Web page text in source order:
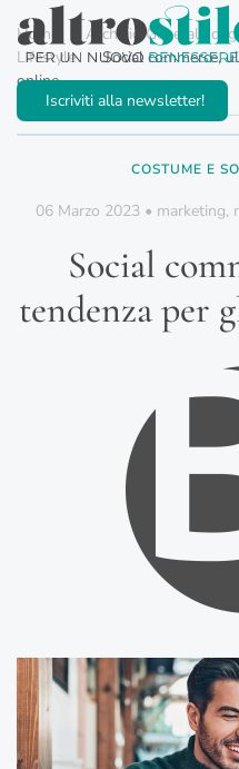
Passa al contenuto
Iscriviti alla newsletter!
Home Archivio Generale
Lifestyle
Social commerce,
online
COSTUME E
06 Marzo 2023• marketing,
Social
tendenza per